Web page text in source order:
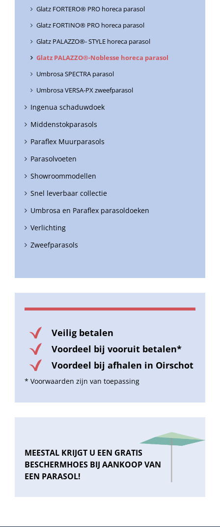
Glatz FORTERO® PRO horeca parasol
Glatz FORTINO® PRO horeca parasol
Glatz PALAZZO®- STYLE horeca parasol
Glatz PALAZZO®-Noblesse horeca parasol
Umbrosa SPECTRA parasol
Umbrosa VERSA-PX zweefparasol
Ingenua schaduwdoek
Middenstokparasols
Paraflex Muurparasols
Parasolvoeten
Showroommodellen
Snel leverbaar collectie
Umbrosa en Paraflex parasoldoeken
Verlichting
Zweefparasols
Veilig betalen
Voordeel bij vooruit betalen*
Voordeel bij afhalen in Oirschot
* Voorwaarden zijn van toepassing
MEESTAL KRIJGT U EEN GRATIS
BESCHERMHOES BIJ AANKOOP VAN
EEN PARASOL!